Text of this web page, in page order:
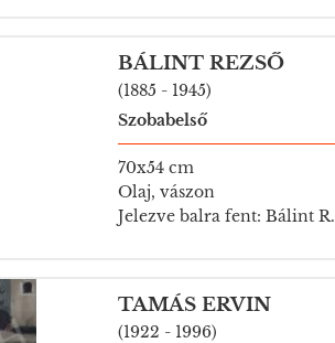
BÁLINT REZSŐ
(1885 - 1945)
Szobabelső
70x54 cm
Olaj, vászon
Jelezve balra fent: Bálint R.
TAMÁS ERVIN
(1922 - 1996)